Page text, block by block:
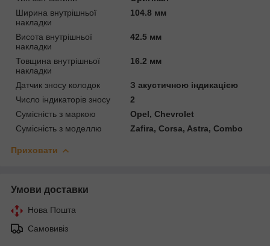
Ширина внутрішньої
накладки
104.8 мм
Висота внутрішньої
накладки
42.5 мм
Товщина внутрішньої
накладки
16.2 мм
Датчик зносу колодок
З акустичною індикацією
Число індикаторів зносу
2
Сумісність з маркою
Opel, Chevrolet
Сумісність з моделлю
Zafira, Corsa, Astra, Combo
Приховати
Умови доставки
Нова Пошта
Самовивіз